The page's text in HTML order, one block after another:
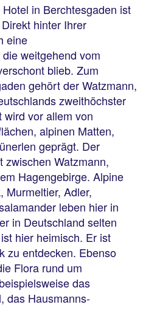
in Berchtesgaden ist
hinter Ihrer
eine
weitgehend vom
blieb. Zum
gehört der Watzmann,
zweithöchster
wird vor allem von
alpinen Matten,
geprägt. Der
zwischen Watzmann,
Hagengebirge. Alpine
Murmeltier, Adler,
leben hier in
in Deutschland selten
hier heimisch. Er ist
zu entdecken. Ebenso
Flora rund um
das
das Hausmanns-